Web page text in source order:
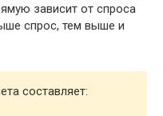
зависит от спроса
спрос, тем выше и
составляет: